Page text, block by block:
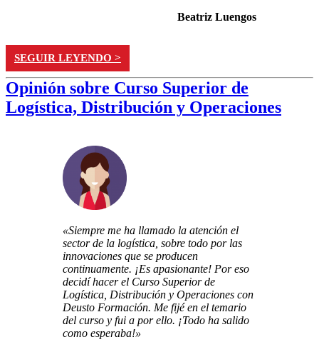
Beatriz Luengos
SEGUIR LEYENDO >
Opinión sobre Curso Superior de
Logística, Distribución y Operaciones
«Siempre me ha llamado la atención el
sector de la logística, sobre todo por las
innovaciones que se producen
continuamente. ¡Es apasionante! Por eso
decidí hacer el Curso Superior de
Logística, Distribución y Operaciones con
Deusto Formación. Me fijé en el temario
del curso y fui a por ello. ¡Todo ha salido
como esperaba!»